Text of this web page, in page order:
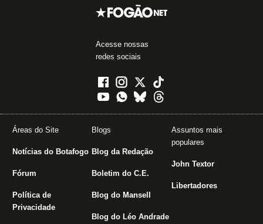
Acesse nossas
redes sociais
Áreas do Site
Notícias do Botafogo
Fórum
Política de
Privacidade
Blogs
Blog da Redação
Boletim do C.E.
Blog do Mansell
Blog do Léo Andrade
Assuntos mais
populares
John Textor
Libertadores